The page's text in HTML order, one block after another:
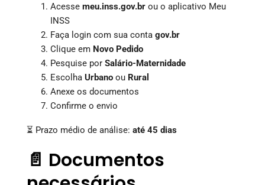
Acesse meu.inss.gov.br ou o aplicativo Meu
INSS
Faça login com sua conta gov.br
Clique em Novo Pedido
Pesquise por Salário-Maternidade
Escolha Urbano ou Rural
Anexe os documentos
Confirme o envio
⏳ Prazo médio de análise: até 45 dias
📄 Documentos